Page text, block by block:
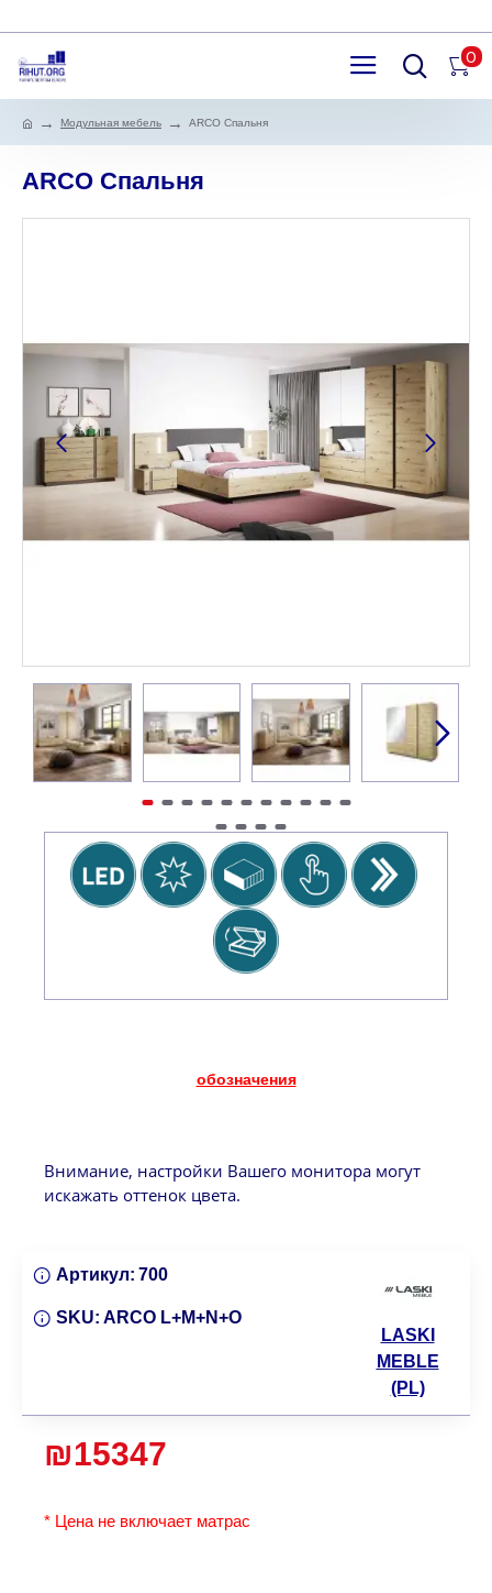
0
Модульная мебель ARCO Спальня
ARCO Спальня
обозначения
Внимание, настройки Вашего монитора могут
искажать оттенок цвета.
* Цена не включает матрас
₪15347
Артикул: 700
SKU: ARCO L+M+N+O
LASKI
MEBLE
(PL)